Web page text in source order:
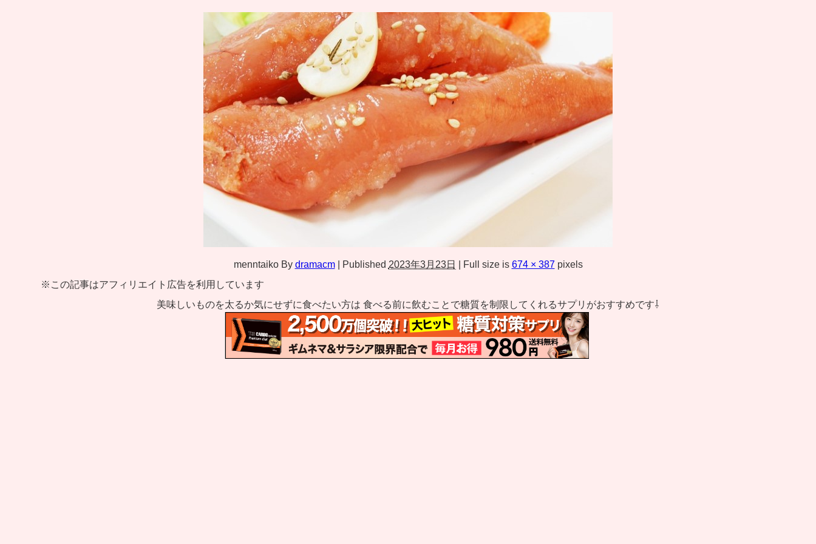
menntaiko By dramacm Published 2023年3月23日 Full size is 674 × 387pixels
※この記事はアフィリエイト広告を利用しています
美味しいものを太るか気にせずに食べたい方は 食べる前に飲むことで糖質を制限してくれるサプリがおすすめです⇩